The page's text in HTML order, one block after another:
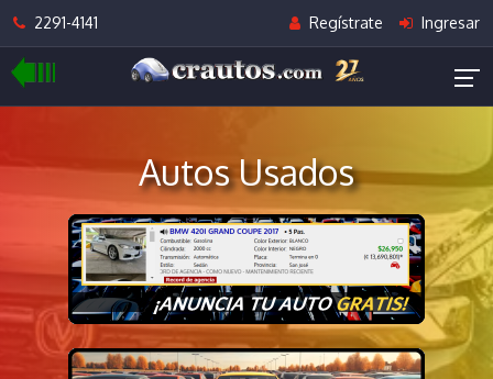
2291-4141 Regístrate Ingresar
Autos Usados